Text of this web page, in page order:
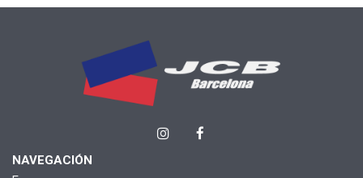
NAVEGACIÓN